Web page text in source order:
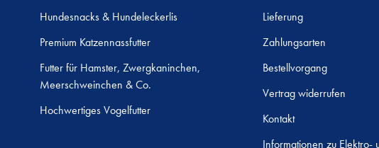
Hundesnacks & Hundeleckerlis
Premium Katzennassfutter
Futter für Hamster, Zwergkaninchen,
Meerschweinchen & Co.
Hochwertiges Vogelfutter
Lieferung
Zahlungsarten
Bestellvorgang
Vertrag widerrufen
Kontakt
Informationen zu Elektro-